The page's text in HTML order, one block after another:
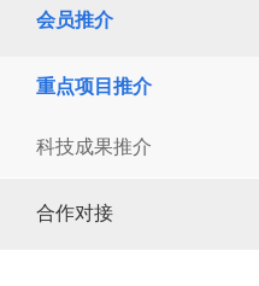
会员推介
重点项目推介
科技成果推介
合作对接